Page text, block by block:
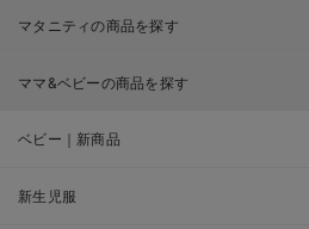
マタニティの商品を探す
ママ&ベビーの商品を探す
ベビー｜新商品
新生児服